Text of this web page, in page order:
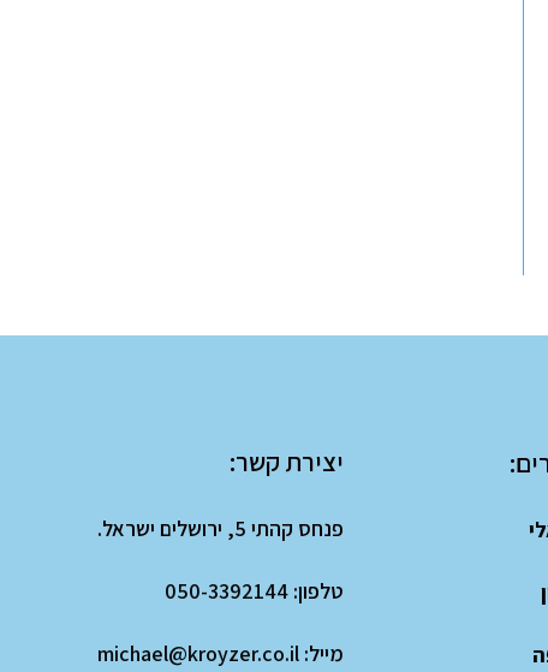
יצירת קשר:
פנחס קהתי 5, ירושלים ישראל.
טלפון:050-3392144
מייל: michael@kroyzer.co.il